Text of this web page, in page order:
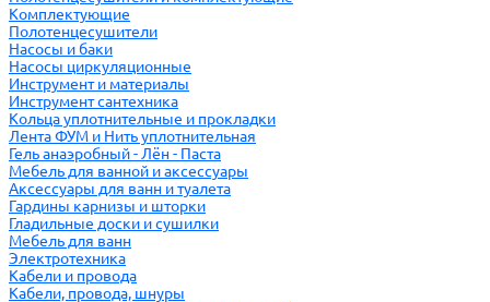
Комплектующие
Полотенцесушители
Насосы и баки
Насосы циркуляционные
Инструмент и материалы
Инструмент сантехника
Кольца уплотнительные и прокладки
Лента ФУМ и Нить уплотнительная
Гель анаэробный - Лён - Паста
Мебель для ванной и аксессуары
Аксессуары для ванн и туалета
Гардины карнизы и шторки
Гладильные доски и сушилки
Мебель для ванн
Электротехника
Кабели и провода
Кабели, провода, шнуры